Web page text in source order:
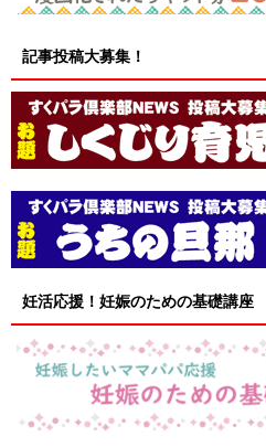
記事投稿大募集！
妊活応援！妊娠のための基礎講座